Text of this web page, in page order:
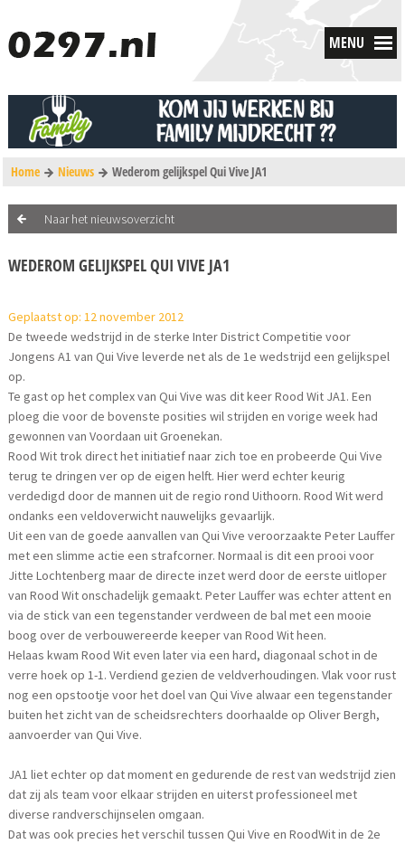
MENU
Home Nieuws Wederom gelijkspel Qui Vive JA1
Naar het nieuwsoverzicht
WEDEROM GELIJKSPEL QUI VIVE JA1
Geplaatst op: 12 november 2012
De tweede wedstrijd in de sterke Inter District Competitie voor
Jongens A1 van Qui Vive leverde net als de 1e wedstrijd een gelijkspel
op.
Te gast op het complex van Qui Vive was dit keer Rood Wit JA1. Een
ploeg die voor de bovenste posities wil strijden en vorige week had
gewonnen van Voordaan uit Groenekan.
Rood Wit trok direct het initiatief naar zich toe en probeerde Qui Vive
terug te dringen ver op de eigen helft. Hier werd echter keurig
verdedigd door de mannen uit de regio rond Uithoorn. Rood Wit werd
ondanks een veldoverwicht nauwelijks gevaarlijk.
Uit een van de goede aanvallen van Qui Vive veroorzaakte Peter Lauffer
met een slimme actie een strafcorner. Normaal is dit een prooi voor
Jitte Lochtenberg maar de directe inzet werd door de eerste uitloper
van Rood Wit onschadelijk gemaakt. Peter Lauffer was echter attent en
via de stick van een tegenstander verdween de bal met een mooie
boog over de verbouwereerde keeper van Rood Wit heen.
Helaas kwam Rood Wit even later via een hard, diagonaal schot in de
verre hoek op 1-1. Verdiend gezien de veldverhoudingen. Vlak voor rust
nog een opstootje voor het doel van Qui Vive alwaar een tegenstander
buiten het zicht van de scheidsrechters doorhaalde op Oliver Bergh,
aanvoerder van Qui Vive.
JA1 liet echter op dat moment en gedurende de rest van wedstrijd zien
dat zij als team voor elkaar strijden en uiterst professioneel met
diverse randverschijnselen omgaan.
Dat was ook precies het verschil tussen Qui Vive en RoodWit in de 2e